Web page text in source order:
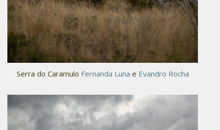
Serra do Caramulo Fernanda Luna e Evandro Rocha